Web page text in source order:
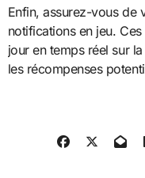
Enfin, assurez-vous de
notifications en jeu.
jour en temps réel sur
les récompenses